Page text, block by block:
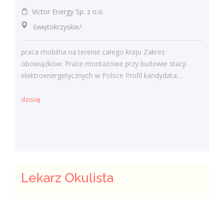
Victor Energy Sp. z o.o.
świętokrzyskie/
praca mobilna na terenie całego kraju Zakres
obowiązków: Prace montażowe przy budowie stacji
elektroenergetycznych w Polsce Profil kandydata:...
dzisiaj
Lekarz Okulista